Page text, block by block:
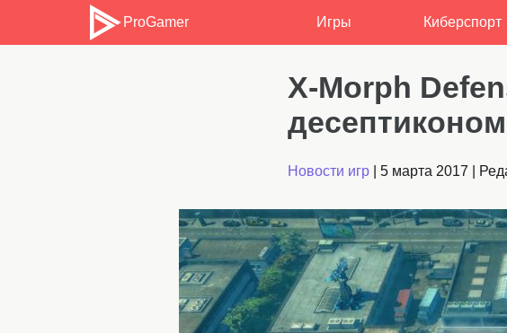
ProGamer Игры Киберспорт
X-Morph
Новости игр 5 марта 2017